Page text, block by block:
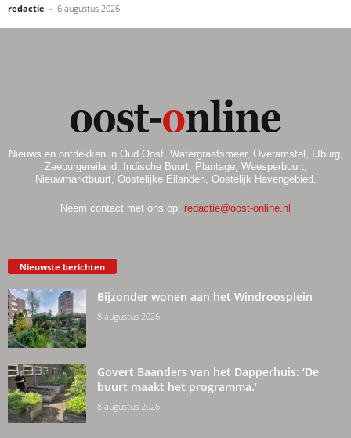
redactie - 6 augustus 2026
Nieuws en ontdekken in Oud Oost, Watergraafsmeer, Overamstel, IJburg,
Zeeburgereiland, Indische Buurt, Plantage, Weesperbuurt,
Nieuwmarktbuurt, Oostelijke Eilanden, Oostelijk Havengebied.
Neem contact met ons op: redactie@oost-online.nl
Nieuwste berichten
Bijzonder wonen aan het Windroosplein
8 augustus 2026
Govert Baanders van het Dapperhuis: ‘De
buurt maakt het programma.’
8 augustus 2026